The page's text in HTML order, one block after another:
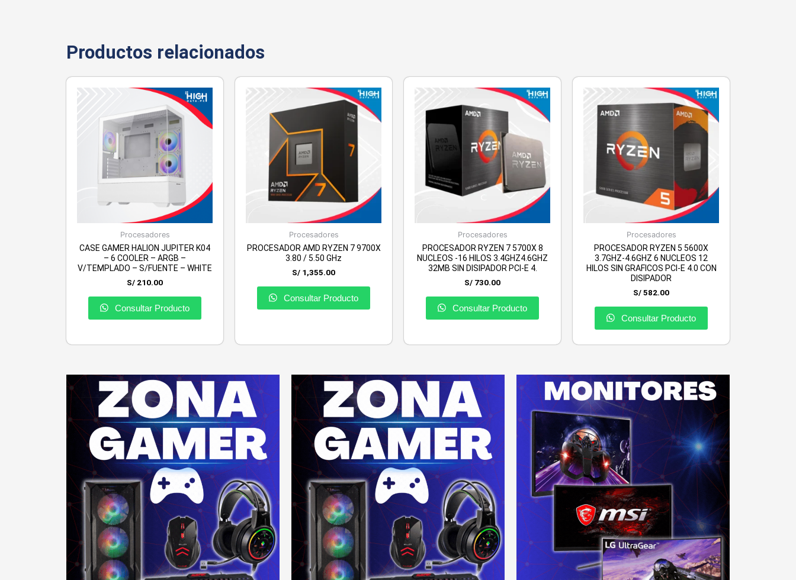
Productos relacionados
Procesadores
CASE GAMER HALION JUPITER K04
– 6 COOLER – ARGB –
V/TEMPLADO – S/FUENTE – WHITE
S/ 210.00
Consultar Producto
Procesadores
PROCESADOR AMD RYZEN 7 9700X
3.80 / 5.50 GHz
S/ 1,355.00
Consultar Producto
Procesadores
PROCESADOR RYZEN 7 5700X 8
NUCLEOS -16 HILOS 3.4GHZ4.6GHZ
32MB SIN DISIPADOR PCI-E 4.
S/ 730.00
Consultar Producto
Procesadores
PROCESADOR RYZEN 5 5600X
3.7GHZ-4.6GHZ 6 NUCLEOS 12
HILOS SIN GRAFICOS PCI-E 4.0 CON
DISIPADOR
S/582.00
Consultar Producto